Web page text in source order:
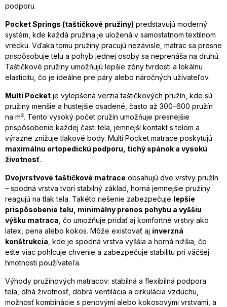
podporu.
Pocket Springs (taštičkové pružiny) predstavujú moderný
systém, kde každá pružina je uložená v samostatnom textilnom
vrecku. Vďaka tomu pružiny pracujú nezávisle, matrac sa presne
prispôsobuje telu a pohyb jednej osoby sa neprenáša na druhú.
Taštičkové pružiny umožňujú lepšie zóny tvrdosti a lokálnu
elasticitu, čo je ideálne pre páry alebo náročných užívateľov.
Multi Pocket je vylepšená verzia taštičkových pružín, kde sú
pružiny menšie a hustejšie osadené, často až 300–600 pružín
na m². Tento vysoký počet pružín umožňuje presnejšie
prispôsobenie každej časti tela, jemnejší kontakt s telom a
výrazne znižuje tlakové body. Multi Pocket matrace poskytujú
maximálnu ortopedickú podporu, tichý spánok a vysokú
životnosť.
Dvojvrstvové taštičkové matrace obsahujú dve vrstvy pružín
– spodná vrstva tvorí stabilný základ, horná jemnejšie pružiny
reagujú na tlak tela. Takéto riešenie zabezpečuje lepšie
prispôsobenie telu, minimálny prenos pohybu a vyššiu
výšku matraca , čo umožňuje pridať aj komfortné vrstvy ako
latex, pena alebo kokos. Môže existovať aj inverzná
konštrukcia , kde je spodná vrstva vyššia a horná nižšia, čo
ešte viac pohlcuje chvenie a zabezpečuje stabilitu pri väčšej
hmotnosti používateľa.
Výhody pružinových matracov: stabilná a flexibilná podpora
tela, dlhá životnosť, dobrá ventilácia a cirkulácia vzduchu,
možnosť kombinácie s penovými alebo kokosovými vrstvami, a